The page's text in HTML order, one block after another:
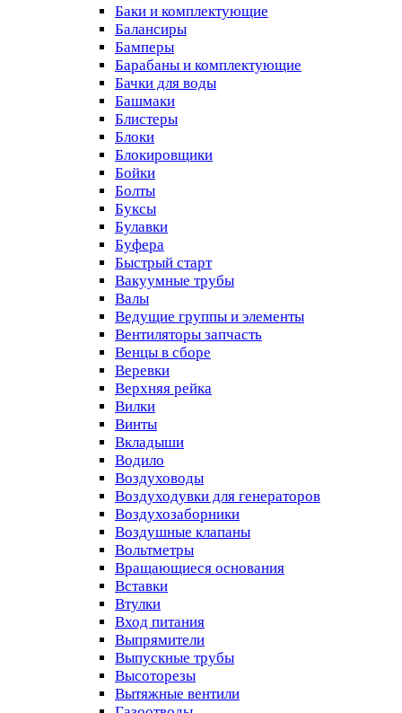
Баки и комплектующие
Балансиры
Бамперы
Барабаны и комплектующие
Бачки для воды
Башмаки
Блистеры
Блоки
Блокировщики
Бойки
Болты
Буксы
Булавки
Буфера
Быстрый старт
Вакуумные трубы
Валы
Ведущие группы и элементы
Вентиляторы запчасть
Венцы в сборе
Веревки
Верхняя рейка
Вилки
Винты
Вкладыши
Водило
Воздуховоды
Воздуходувки для генераторов
Воздухозаборники
Воздушные клапаны
Вольтметры
Вращающиеся основания
Вставки
Втулки
Вход питания
Выпрямители
Выпускные трубы
Высоторезы
Вытяжные вентили